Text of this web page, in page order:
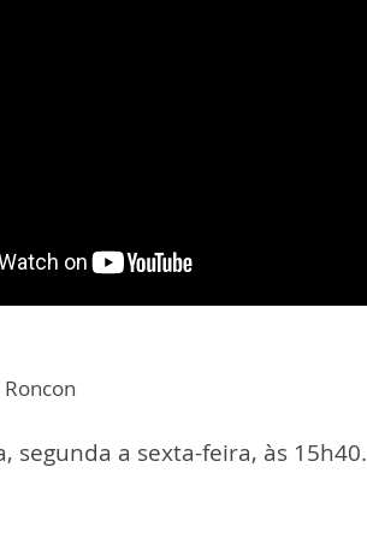
segunda a sexta-feira, às 15h40.